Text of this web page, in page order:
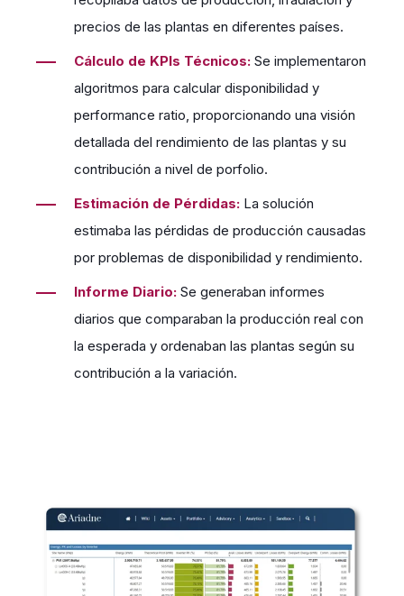
precios de las plantas en diferentes países.
Cálculo de KPIs Técnicos: Se implementaron
algoritmos para calcular disponibilidad y
performance ratio, proporcionando una visión
detallada del rendimiento de las plantas y su
contribución a nivel de porfolio.
Estimación de Pérdidas: La solución
estimaba las pérdidas de producción causadas
por problemas de disponibilidad y rendimiento.
Informe Diario: Se generaban informes
diarios que comparaban la producción real con
la esperada y ordenaban las plantas según su
contribución a la variación.